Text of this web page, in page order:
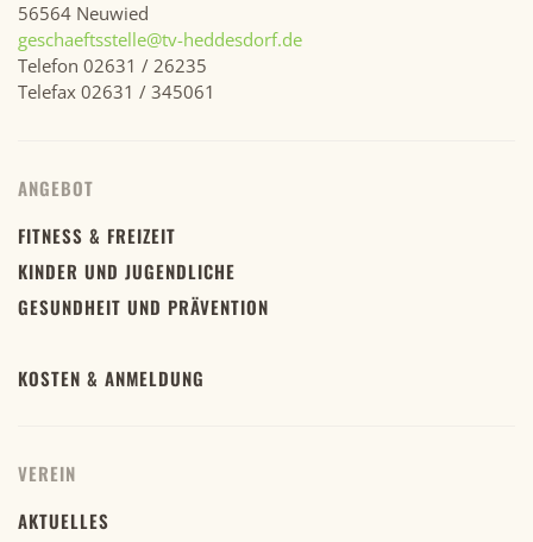
56564 Neuwied
geschaeftsstelle@tv-heddesdorf.de
Telefon 02631 / 26235
Telefax 02631 / 345061
ANGEBOT
FITNESS & FREIZEIT
KINDER UND JUGENDLICHE
GESUNDHEIT UND PRÄVENTION
KOSTEN & ANMELDUNG
VEREIN
AKTUELLES